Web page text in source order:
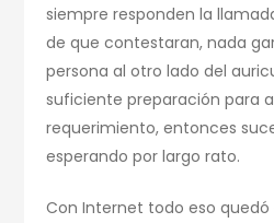
siempre responden la
de que contestaran, nada
persona al otro lado del
suficiente preparación para
requerimiento, entonces
esperando por largo rato.
Con Internet todo eso quedó